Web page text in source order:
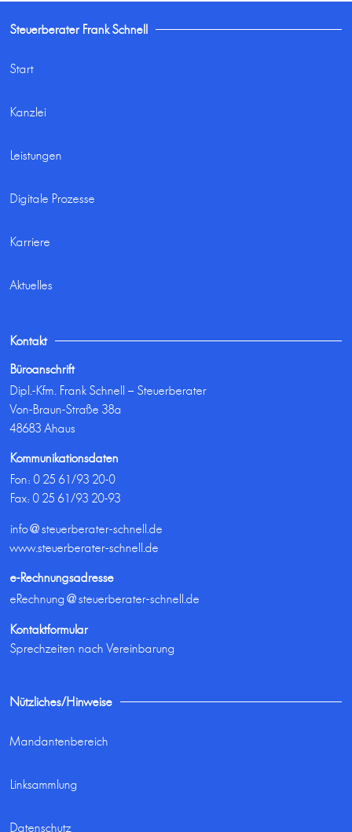
Steuerberater Frank Schnell
Start
Kanzlei
Leistungen
Digitale Prozesse
Karriere
Aktuelles
Kontakt
Büroanschrift
Dipl.-Kfm. Frank Schnell – Steuerberater
Von-Braun-Straße 38a
48683 Ahaus
Kommunikationsdaten
Fon:0 25 61/93 20-0
Fax: 0 25 61/93 20-93
info@steuerberater-schnell.de
www.steuerberater-schnell.de
e-Rechnungsadresse
eRechnung@steuerberater-schnell.de
Kontaktformular
Sprechzeiten nach Vereinbarung
Nützliches/Hinweise
Mandantenbereich
Linksammlung
Datenschutz